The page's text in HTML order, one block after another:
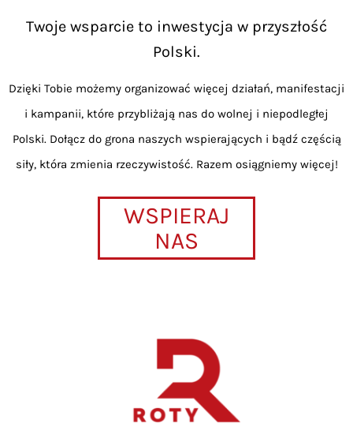
Twoje wsparcie to inwestycja w przyszłość
Polski.
Dzięki Tobie możemy organizować więcej działań, manifestacji
i kampanii, które przybliżają nas do wolnej i niepodległej
Polski. Dołącz do grona naszych wspierających i bądź częścią
siły, która zmienia rzeczywistość. Razem osiągniemy więcej!
WSPIERAJ
NAS